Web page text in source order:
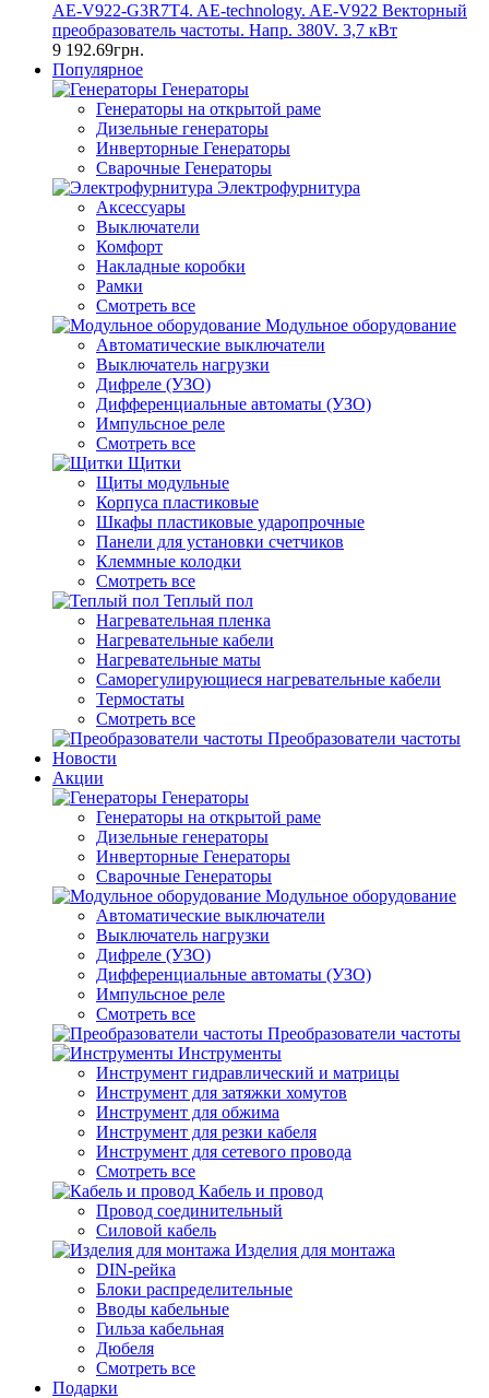
AE-V922-G3R7T4. AE-technology. AE-V922 Векторный
преобразователь частоты. Напр. 380V. 3,7 кВт
9 192.69грн.
Популярное
Генераторы
Генераторы на открытой раме
Дизельные генераторы
Инверторные Генераторы
Сварочные Генераторы
Электрофурнитура
Аксессуары
Выключатели
Комфорт
Накладные коробки
Рамки
Смотреть все
Модульное оборудование
Автоматические выключатели
Выключатель нагрузки
Дифреле (УЗО)
Дифференциальные автоматы (УЗО)
Импульсное реле
Смотреть все
Щитки
Щиты модульные
Корпуса пластиковые
Шкафы пластиковые ударопрочные
Панели для установки счетчиков
Клеммные колодки
Смотреть все
Теплый пол
Нагревательная пленка
Нагревательные кабели
Нагревательные маты
Саморегулирующиеся нагревательные кабели
Термостаты
Смотреть все
Преобразователи частоты
Новости
Акции
Генераторы
Генераторы на открытой раме
Дизельные генераторы
Инверторные Генераторы
Сварочные Генераторы
Модульное оборудование
Автоматические выключатели
Выключатель нагрузки
Дифреле (УЗО)
Дифференциальные автоматы (УЗО)
Импульсное реле
Смотреть все
Преобразователи частоты
Инструменты
Инструмент гидравлический и матрицы
Инструмент для затяжки хомутов
Инструмент для обжима
Инструмент для резки кабеля
Инструмент для сетевого провода
Смотреть все
Кабель и провод
Провод соединительный
Силовой кабель
Изделия для монтажа
DIN-рейка
Блоки распределительные
Вводы кабельные
Гильза кабельная
Дюбеля
Смотреть все
Подарки